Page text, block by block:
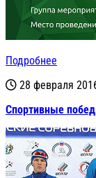
Подробнее
28 февраля
Спортивные